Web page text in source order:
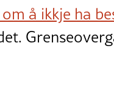
å ikkje ha